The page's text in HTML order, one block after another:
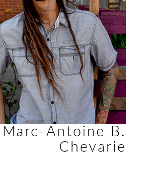
Marc-Antoine B.
Chevarie